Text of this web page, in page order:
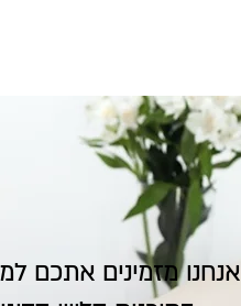
אנחנו מזמינים אתכם